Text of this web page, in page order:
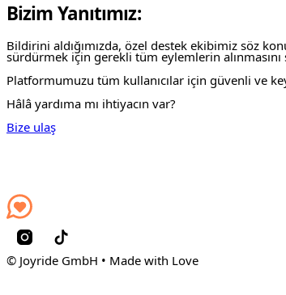
Bizim Yanıtımız:
Bildirini aldığımızda, özel destek ekibimiz söz
sürdürmek için gerekli tüm eylemlerin alınmasını
Platformumuzu tüm kullanıcılar için güvenli ve
Hâlâ yardıma mı ihtiyacın var?
Bize ulaş
© Joyride GmbH • Made with Love